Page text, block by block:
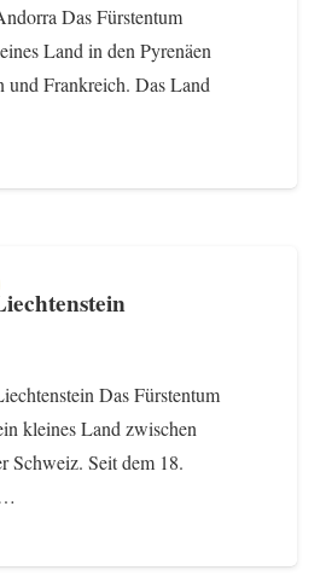
Das Fürstentum
Land in den Pyrenäen
und Frankreich. Das Land
Das Fürstentum
kleines Land zwischen
Schweiz. Seit dem 18.